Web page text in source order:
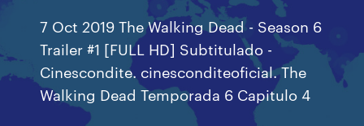
7 Oct 2019 The Walking Dead - Season 6
Trailer #1 [FULL HD] Subtitulado -
Cinescondite. cinesconditeoficial. The
Walking Dead Temporada 6 Capitulo 4